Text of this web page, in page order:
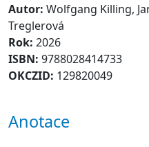
Autor: Wolfgang Killing,
Treglerová
Rok: 2026
ISBN: 9788028414733
OKCZID: 129820049
Anotace